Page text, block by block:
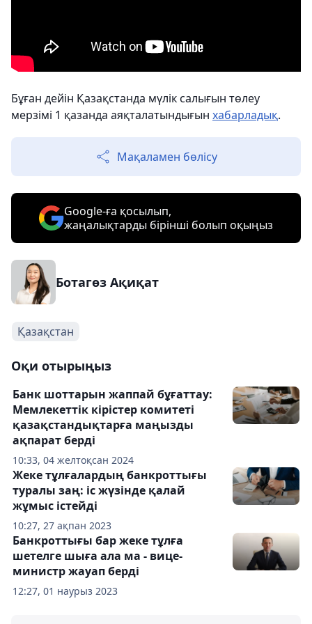
Бұған дейін Қазақстанда мүлік салығын төлеу
мерзімі 1 қазанда аяқталатындығын хабарладық.
Мақаламен бөлісу
Google-ға қосылып,
жаңалықтарды бірінші болып оқыңыз
Ботагөз Ақиқат
Қазақстан
Оқи отырыңыз
10:33, 04 желтоқсан 2024
Банк шоттарын жаппай бұғаттау:
Мемлекеттік кірістер комитеті
қазақстандықтарға маңызды
ақпарат берді
10:27, 27 ақпан 2023
Жеке тұлғалардың банкроттығы
туралы заң: іс жүзінде қалай
жұмыс істейді
12:27, 01 наурыз 2023
Банкроттығы бар жеке тұлға
шетелге шыға ала ма - вице-
министр жауап берді